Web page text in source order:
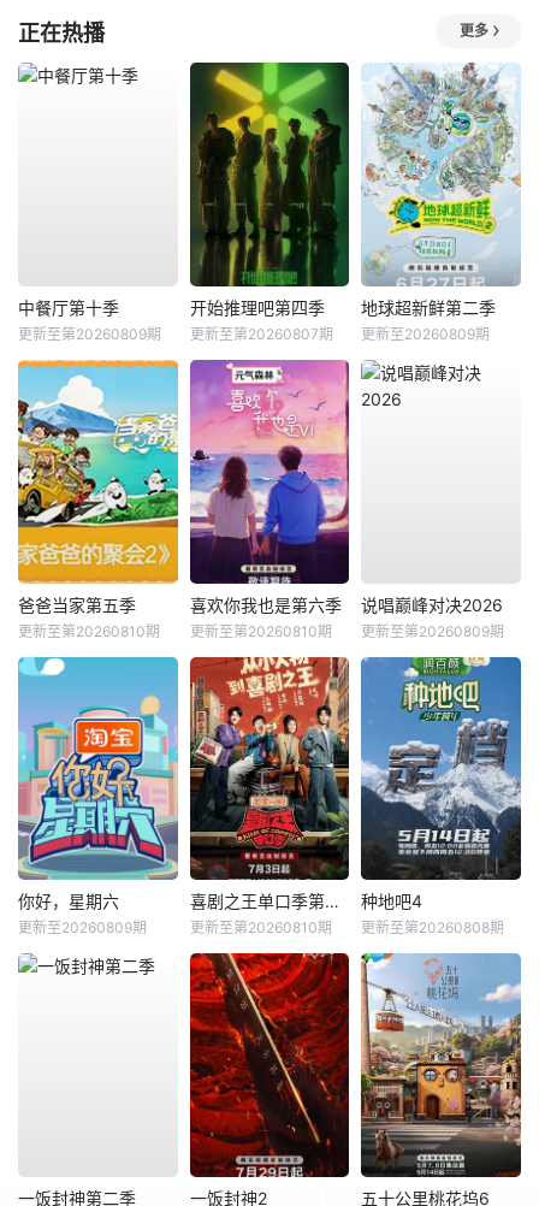
正在热播 更多
中餐厅第十季
更新至第20260809期
开始推理吧第四季
更新至第20260807期
地球超新鲜第二季
更新至20260809期
爸爸当家第五季
更新至第20260810期
喜欢你我也是第六季
更新至第20260810期
说唱巅峰对决2026
更新至第20260809期
你好，星期六
更新至20260809期
喜剧之王单口季第三季
更新至第20260810期
种地吧4
更新至第20260808期
一饭封神第二季 一饭封神2 五十公里桃花坞6